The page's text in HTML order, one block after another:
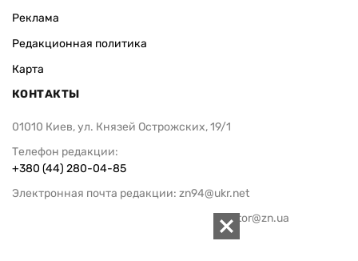
Реклама
Редакционная политика
Карта
КОНТАКТЫ
01010 Киев, ул. Князей Острожских, 19/1
Телефон редакции:
+380 (44) 280-04-85
Электронная почта редакции: zn94@ukr.net
Электронная почта службы новостей:editor@zn.ua